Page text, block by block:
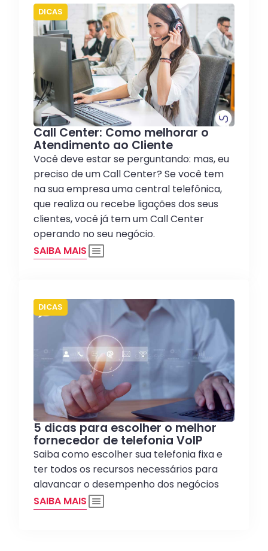
DICAS
Call Center: Como melhorar o
Atendimento ao Cliente
Você deve estar se perguntando: mas, eu
preciso de um Call Center? Se você tem
na sua empresa uma central telefônica,
que realiza ou recebe ligações dos seus
clientes, você já tem um Call Center
operando no seu negócio.
SAIBA MAIS
DICAS
5 dicas para escolher o melhor
fornecedor de telefonia VoIP
Saiba como escolher sua telefonia fixa e
ter todos os recursos necessários para
alavancar o desempenho dos negócios
SAIBA MAIS